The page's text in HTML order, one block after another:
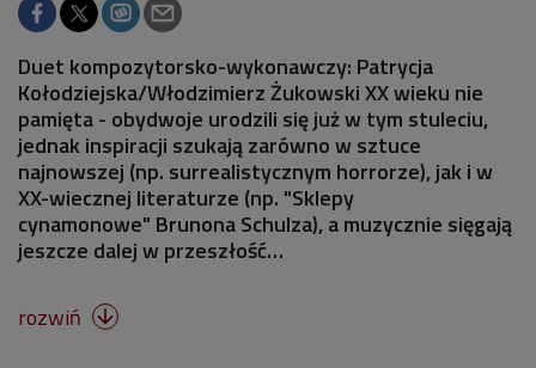
Duet kompozytorsko-wykonawczy: Patrycja
Kołodziejska/Włodzimierz Żukowski XX wieku nie
pamięta - obydwoje urodzili się już w tym stuleciu,
jednak inspiracji szukają zarówno w sztuce
najnowszej (np. surrealistycznym horrorze), jak i w
XX-wiecznej literaturze (np. "Sklepy
cynamonowe" Brunona Schulza), a muzycznie sięgają
jeszcze dalej w przeszłość…
rozwiń 